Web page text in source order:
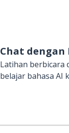
Chat dengan
Latihan berbicara
belajar bahasa AI